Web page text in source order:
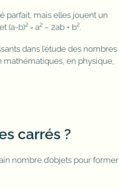
parfait, mais elles jouent un
b)² = a² – 2ab + b².
dans l’étude des nombres
mathématiques, en physique,
carrés ?
nombre d’objets pour former